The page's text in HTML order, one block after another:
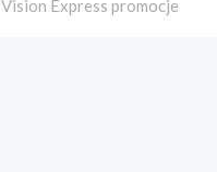
Vision Express promocje